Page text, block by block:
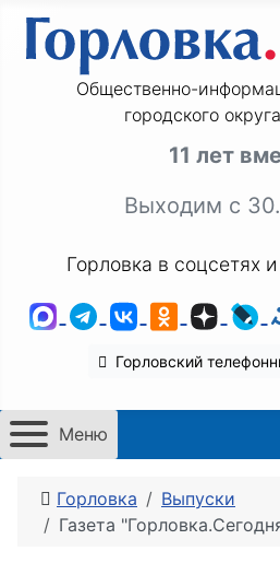
Общественно-
городского
11 лет
Выходим с
Горловка в соцсетях
MAXTelegram
ВКонтактеДзен
Горловский
Меню
Горловка
Выпуски
Газета